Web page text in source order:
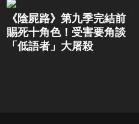
《陰屍路》第九季完結前
賜死十角色！受害要角談
「低語者」大屠殺